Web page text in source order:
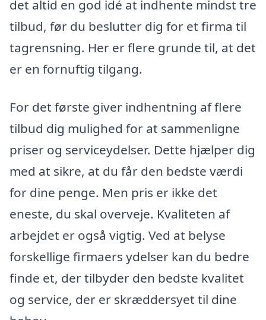
det altid en god idé at indhente mindst tre
tilbud, før du beslutter dig for et firma til
tagrensning. Her er flere grunde til, at det
er en fornuftig tilgang.
For det første giver indhentning af flere
tilbud dig mulighed for at sammenligne
priser og serviceydelser. Dette hjælper dig
med at sikre, at du får den bedste værdi
for dine penge. Men pris er ikke det
eneste, du skal overveje. Kvaliteten af
arbejdet er også vigtig. Ved at belyse
forskellige firmaers ydelser kan du bedre
finde et, der tilbyder den bedste kvalitet
og service, der er skræddersyet til dine